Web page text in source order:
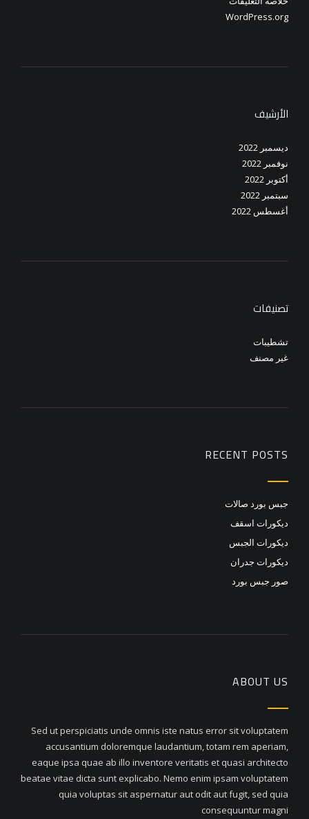
WordPress.org
الأرشيف
ديسمبر 2022
نوفمبر 2022
أكتوبر 2022
سبتمبر 2022
أغسطس 2022
تصنيفات
تشطيبات
غير مصنف
RECENT POSTS
جبس بورد صالات
ديكورات اسقف
ديكورات الجبس
ديكورات جدران
صور جبس بورد
ABOUT US
Sed ut perspiciatis unde omnis iste natus error sit voluptatem
accusantium doloremque laudantium, totam rem aperiam,
eaque ipsa quae ab illo inventore veritatis et quasi architecto
beatae vitae dicta sunt explicabo. Nemo enim ipsam voluptatem
quia voluptas sit aspernatur aut odit aut fugit, sed quia
consequuntur magni